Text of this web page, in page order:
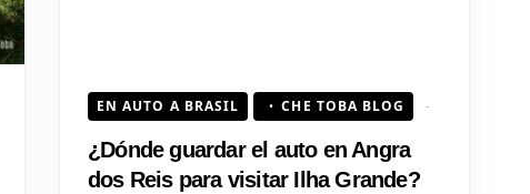
EN AUTO A BRASIL CHE TOBA BLOG
¿Dónde guardar el auto en Angra
dos Reis para visitar Ilha Grande?